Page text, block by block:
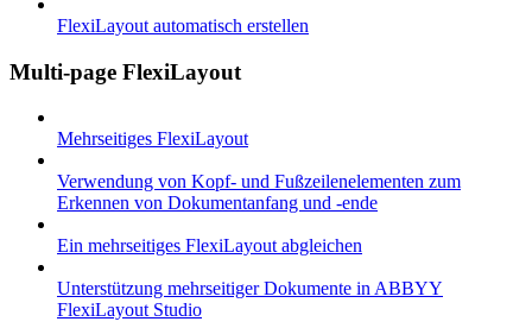
FlexiLayout automatisch erstellen
Multi-page FlexiLayout
Mehrseitiges FlexiLayout
Verwendung von Kopf- und Fußzeilenelementen zum
Erkennen von Dokumentanfang und -ende
Ein mehrseitiges FlexiLayout abgleichen
Unterstützung mehrseitiger Dokumente in ABBYY
FlexiLayout Studio